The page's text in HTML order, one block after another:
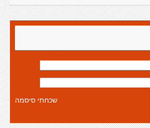
שכחתי סיסמה